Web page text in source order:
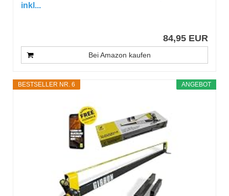
inkl...
84,95 EUR
Bei Amazon kaufen
ANGEBOT
BESTSELLER NR. 6